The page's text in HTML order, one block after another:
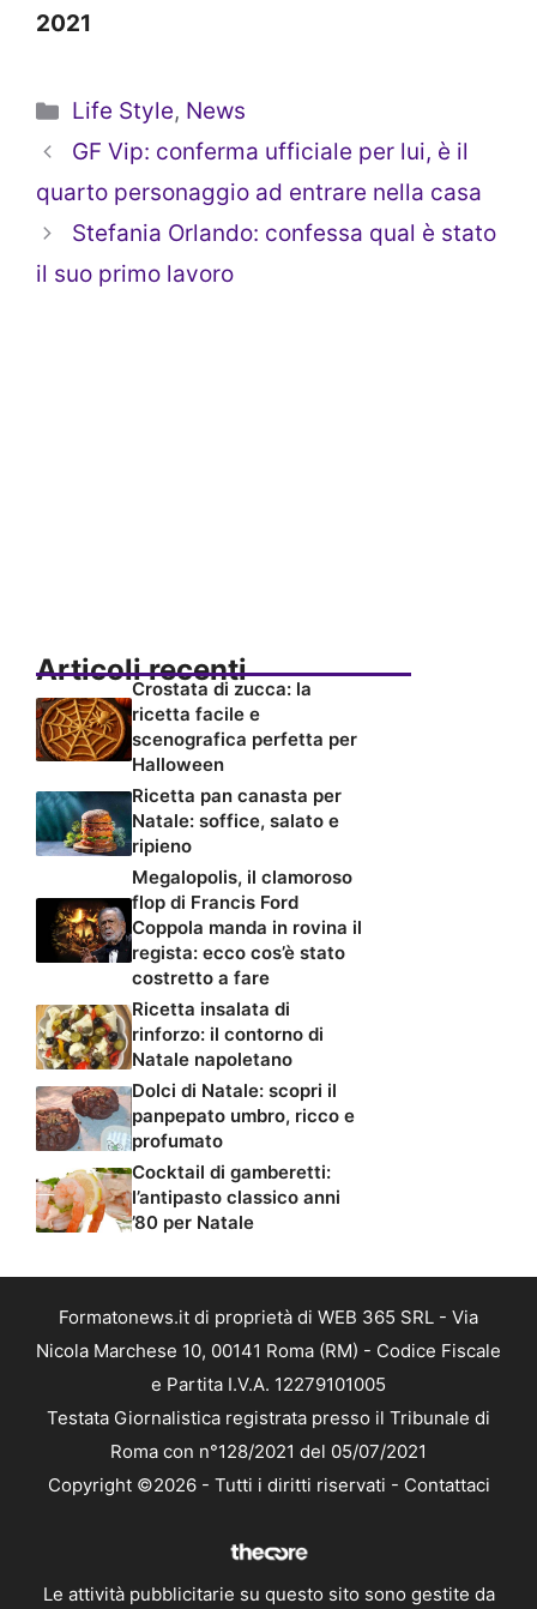
2021
Categorie
Life Style, News
GF Vip: conferma ufficiale per lui, è il
quarto personaggio ad entrare nella casa
Stefania Orlando: confessa qual è stato
il suo primo lavoro
Articoli recenti
Crostata di zucca: la
ricetta facile e
scenografica perfetta per
Halloween
Ricetta pan canasta per
Natale: soffice, salato e
ripieno
Megalopolis, il clamoroso
flop di Francis Ford
Coppola manda in rovina il
regista: ecco cos’è stato
costretto a fare
Ricetta insalata di
rinforzo: il contorno di
Natale napoletano
Dolci di Natale: scopri il
panpepato umbro, ricco e
profumato
Cocktail di gamberetti:
l’antipasto classico anni
’80 per Natale
Formatonews.it di proprietà di WEB 365 SRL - Via
Nicola Marchese 10, 00141 Roma (RM) - Codice Fiscale
e Partita I.V.A. 12279101005
Testata Giornalistica registrata presso il Tribunale di
Roma con n°128/2021 del 05/07/2021
Copyright ©2026 - Tutti i diritti riservati - Contattaci
Le attività pubblicitarie su questo sito sono gestite da